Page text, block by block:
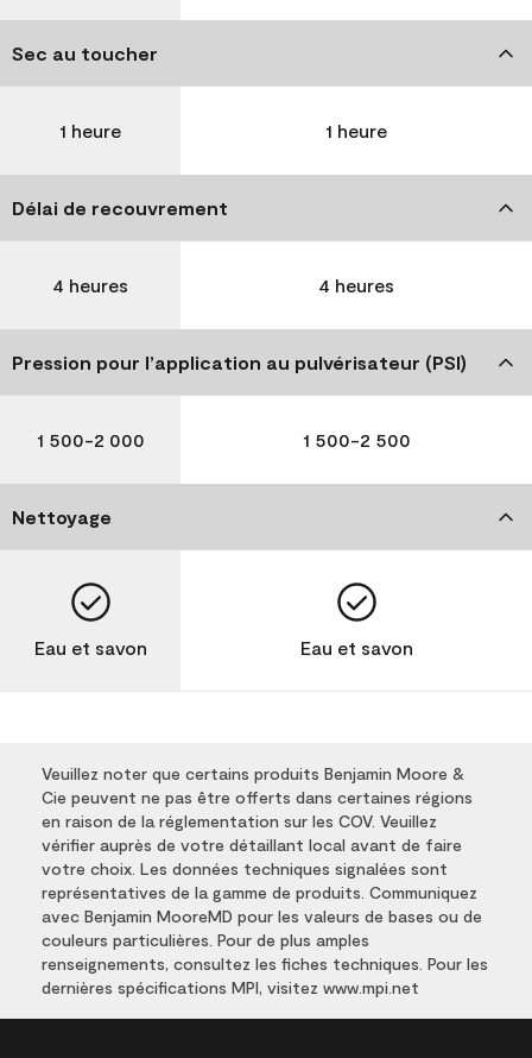
Sec au toucher
1 heure 1 heure
Délai de recouvrement
4 heures 4 heures
Pression pour l’application au pulvérisateur (PSI)
1 500-2 000 1 500-2 500
Nettoyage
Eau et savon Eau et savon
Veuillez noter que certains produits Benjamin Moore &
Cie peuvent ne pas être offerts dans certaines régions
en raison de la réglementation sur les COV. Veuillez
vérifier auprès de votre détaillant local avant de faire
votre choix. Les données techniques signalées sont
représentatives de la gamme de produits. Communiquez
avec Benjamin MooreMD pour les valeurs de bases ou de
couleurs particulières. Pour de plus amples
renseignements, consultez les fiches techniques. Pour les
dernières spécifications MPI, visitez www.mpi.net